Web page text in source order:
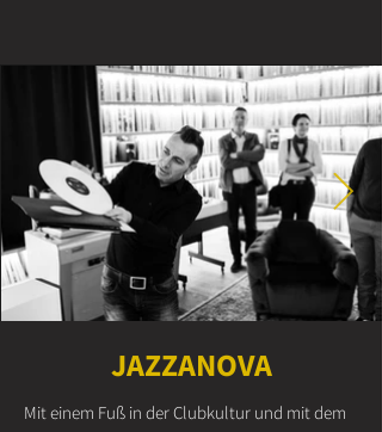
JAZZANOVA
Mit einem Fuß in der Clubkultur und mit dem